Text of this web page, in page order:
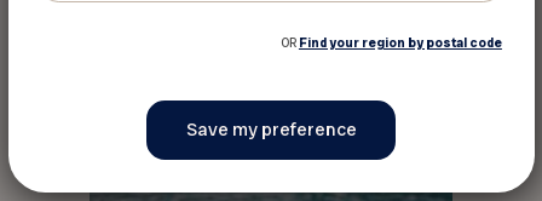
OR Find your region by postal code